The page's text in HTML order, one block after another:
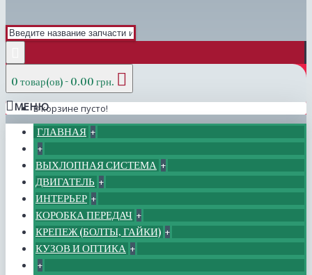
0 товар(ов) - 0.00 грн.
В корзине пусто!
МЕНЮ
ГЛАВНАЯ +
+
ВЫХЛОПНАЯ СИСТЕМА +
ДВИГАТЕЛЬ +
ИНТЕРЬЕР +
КОРОБКА ПЕРЕДАЧ +
КРЕПЕЖ (БОЛТЫ, ГАЙКИ) +
КУЗОВ И ОПТИКА +
+